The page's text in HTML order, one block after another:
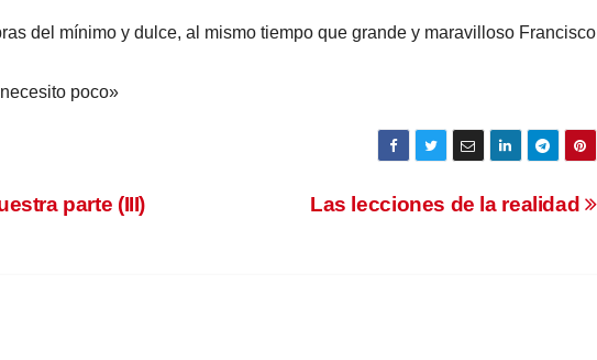
del mínimo y dulce, al mismo tiempo que grande y maravilloso Francisco
poco»
Las lecciones de la realidad
parte (III)